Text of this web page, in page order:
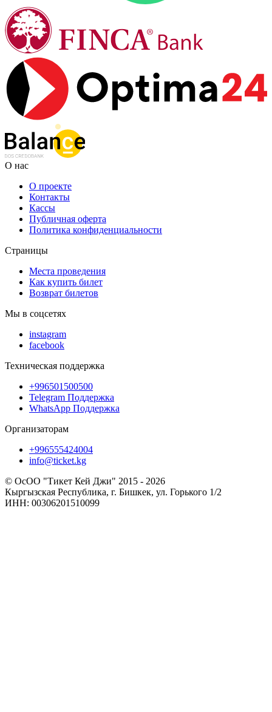
О нас
О проекте
Контакты
Кассы
Публичная оферта
Политика конфиденциальности
Страницы
Места проведения
Как купить билет
Возврат билетов
Мы в соцсетях
instagram
facebook
Техническая поддержка
+996501500500
Telegram Поддержка
WhatsApp Поддержка
Организаторам
+996555424004
info@ticket.kg
© ОсОО "Тикет Кей Джи" 2015 - 2026
Кыргызская Республика, г. Бишкек, ул. Горького 1/2
ИНН: 00306201510099